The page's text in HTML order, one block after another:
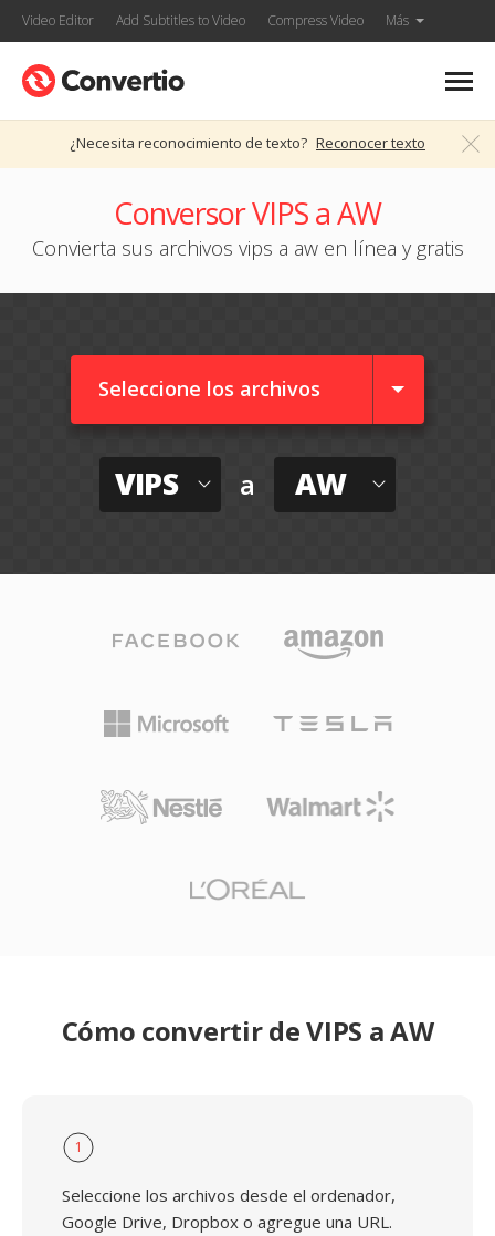
Video Editor Add Subtitles to Video Compress Video Más
¿Necesita reconocimiento de texto? Reconocer texto
Conversor VIPS a AW
Convierta sus archivos vips a aw en línea y gratis
Seleccione los archivos
VIPS a AW
Cómo convertir de VIPS a AW
1
Seleccione los archivos desde el ordenador,
Google Drive, Dropbox o agregue una URL.